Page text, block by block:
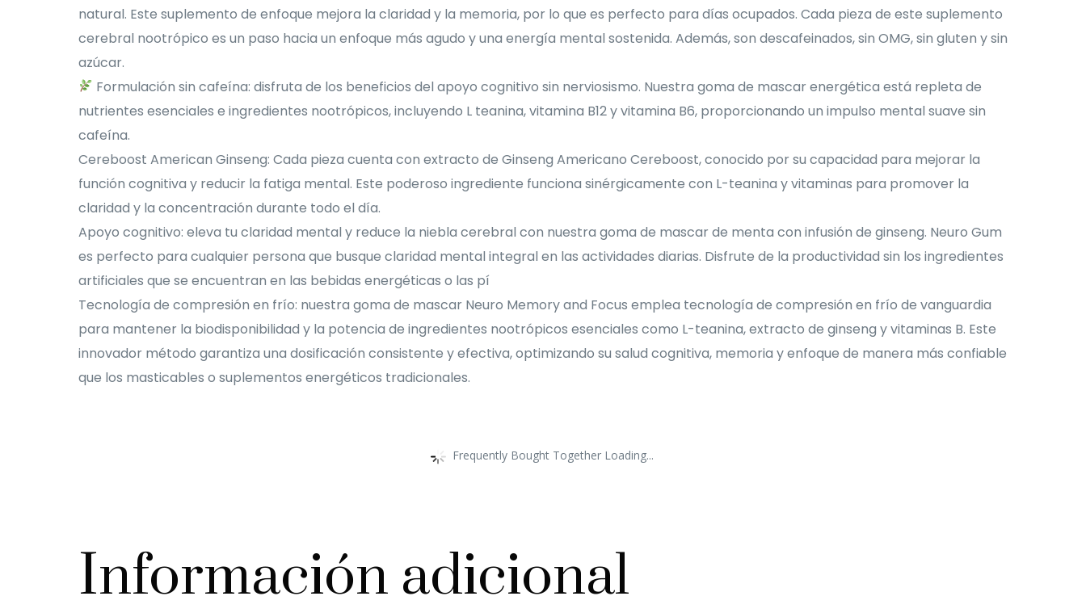
natural. Este suplemento de enfoque mejora la claridad y la memoria, por lo que es perfecto para días ocupados. Cada pieza de este suplemento
cerebral nootrópico es un paso hacia un enfoque más agudo y una energía mental sostenida. Además, son descafeinados, sin OMG, sin gluten y sin
azúcar.
Formulación sin cafeína: disfruta de los beneficios del apoyo cognitivo sin nerviosismo. Nuestra goma de mascar energética está repleta de
nutrientes esenciales e ingredientes nootrópicos, incluyendo L teanina, vitamina B12 y vitamina B6, proporcionando un impulso mental suave sin
cafeína.
Cereboost American Ginseng: Cada pieza cuenta con extracto de Ginseng Americano Cereboost, conocido por su capacidad para mejorar la
función cognitiva y reducir la fatiga mental. Este poderoso ingrediente funciona sinérgicamente con L-teanina y vitaminas para promover la
claridad y la concentración durante todo el día.
Apoyo cognitivo: eleva tu claridad mental y reduce la niebla cerebral con nuestra goma de mascar de menta con infusión de ginseng. Neuro Gum
es perfecto para cualquier persona que busque claridad mental integral en las actividades diarias. Disfrute de la productividad sin los ingredientes
artificiales que se encuentran en las bebidas energéticas o las pí
Tecnología de compresión en frío: nuestra goma de mascar Neuro Memory and Focus emplea tecnología de compresión en frío de vanguardia
para mantener la biodisponibilidad y la potencia de ingredientes nootrópicos esenciales como L-teanina, extracto de ginseng y vitaminas B. Este
innovador método garantiza una dosificación consistente y efectiva, optimizando su salud cognitiva, memoria y enfoque de manera más confiable
que los masticables o suplementos energéticos tradicionales.
Frequently Bought Together Loading...
Información adicional